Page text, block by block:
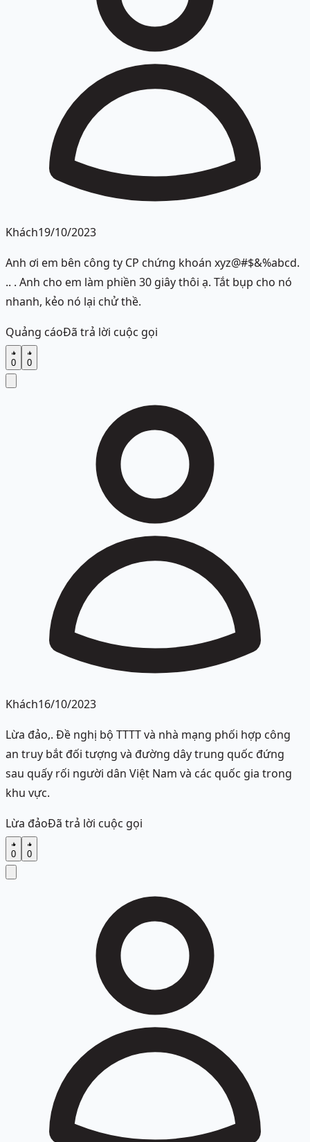
Khách19/10/2023
Anh ơi em bên công ty CP chứng khoán xyz@#$&%abcd.
.. . Anh cho em làm phiền 30 giây thôi ạ. Tắt bụp cho nó
nhanh, kẻo nó lại chử thề.
Quảng cáoĐã trả lời cuộc gọi
0 0
Khách16/10/2023
Lừa đảo,. Đề nghị bộ TTTT và nhà mạng phối hợp công
an truy bắt đối tượng và đường dây trung quốc đứng
sau quấy rối người dân Việt Nam và các quốc gia trong
khu vực.
Lừa đảoĐã trả lời cuộc gọi
0 0